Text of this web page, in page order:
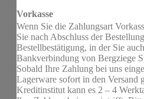
Vorkasse
Wenn Sie die Zahlungsart
Sie nach Abschluss der
Bestellbestätigung, in der Sie
Bankverbindung von Bergziege
Sobald Ihre Zahlung bei uns
Lagerware sofort in den Versand
Kreditinstitut kann es 2 – 4